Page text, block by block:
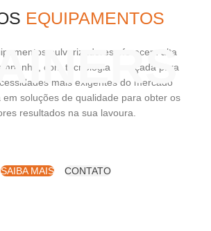
EQUIPAMENTOS
pulverizadores oferecem alta
com tecnologia avançada para
mais exigentes do mercado
soluções de qualidade para obter os
resultados na sua lavoura.
SAIBA MAIS CONTATO